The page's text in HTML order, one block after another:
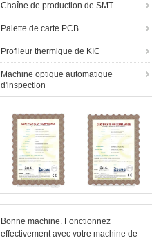
Chaîne de production de SMT
Palette de carte PCB
Profileur thermique de KIC
Machine optique automatique
d'inspection
Bonne machine. Fonctionnez
effectivement avec votre machine de